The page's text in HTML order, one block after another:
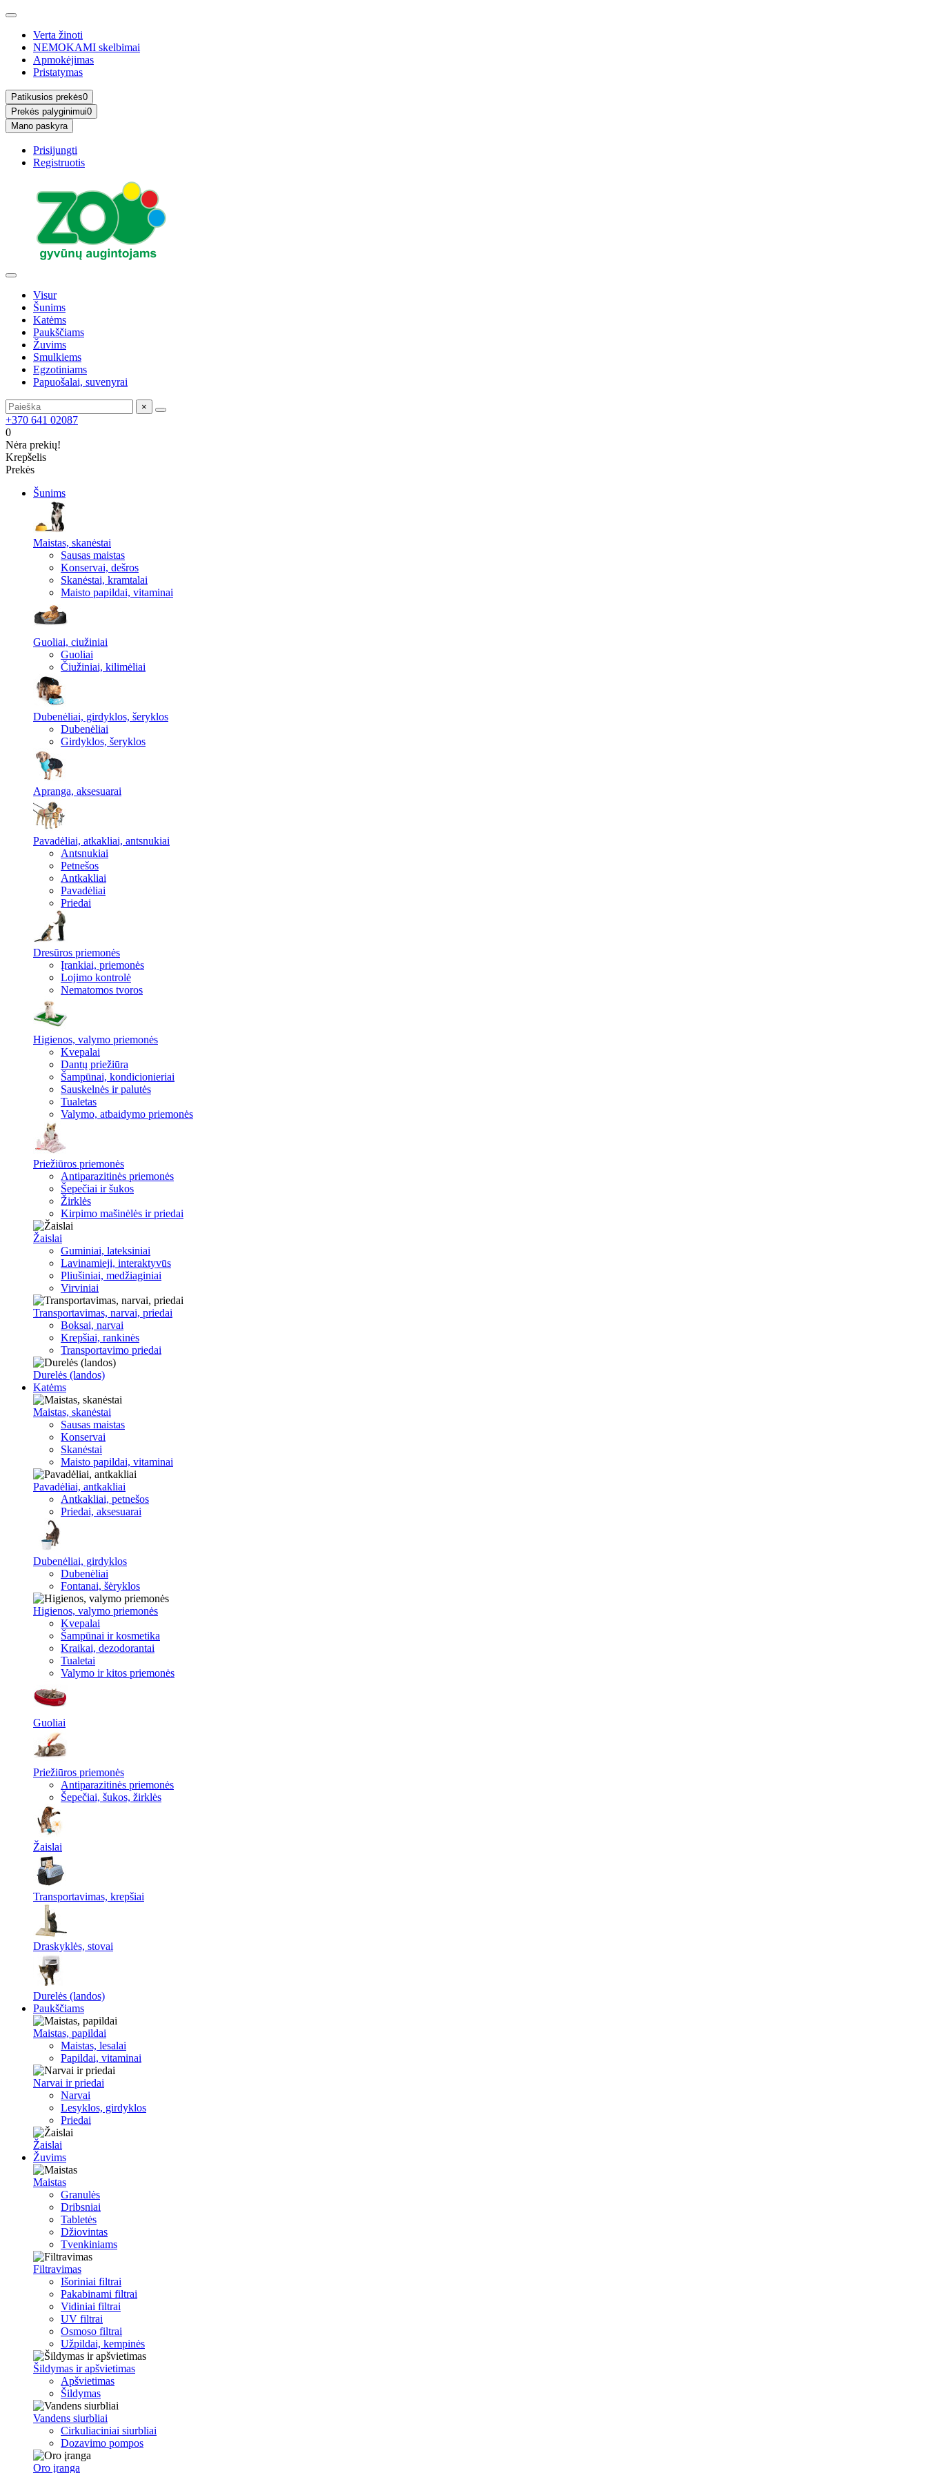
Verta žinoti
NEMOKAMI skelbimai
Apmokėjimas
Pristatymas
Patikusios prekės0
Prekės palyginimui0
Mano paskyra
Prisijungti
Registruotis
Visur
Šunims
Katėms
Paukščiams
Žuvims
Smulkiems
Egzotiniams
Papuošalai, suvenyrai
×
+370 641 02087
0
Nėra prekių!
Krepšelis
Prekės
Šunims
Maistas, skanėstai
Sausas maistas
Konservai, dešros
Skanėstai, kramtalai
Maisto papildai, vitaminai
Guoliai, ciužiniai
Guoliai
Čiužiniai, kilimėliai
Dubenėliai, girdyklos, šeryklos
Dubenėliai
Girdyklos, šeryklos
Apranga, aksesuarai
Pavadėliai, atkakliai, antsnukiai
Antsnukiai
Petnešos
Antkakliai
Pavadėliai
Priedai
Dresūros priemonės
Įrankiai, priemonės
Lojimo kontrolė
Nematomos tvoros
Higienos, valymo priemonės
Kvepalai
Dantų priežiūra
Šampūnai, kondicionieriai
Sauskelnės ir palutės
Tualetas
Valymo, atbaidymo priemonės
Priežiūros priemonės
Antiparazitinės priemonės
Šepečiai ir šukos
Žirklės
Kirpimo mašinėlės ir priedai
Žaislai
Guminiai, lateksiniai
Lavinamieji, interaktyvūs
Pliušiniai, medžiaginiai
Virviniai
Transportavimas, narvai, priedai
Boksai, narvai
Krepšiai, rankinės
Transportavimo priedai
Durelės (landos)
Katėms
Maistas, skanėstai
Sausas maistas
Konservai
Skanėstai
Maisto papildai, vitaminai
Pavadėliai, antkakliai
Antkakliai, petnešos
Priedai, aksesuarai
Dubenėliai, girdyklos
Dubenėliai
Fontanai, šėryklos
Higienos, valymo priemonės
Kvepalai
Šampūnai ir kosmetika
Kraikai, dezodorantai
Tualetai
Valymo ir kitos priemonės
Guoliai
Priežiūros priemonės
Antiparazitinės priemonės
Šepečiai, šukos, žirklės
Žaislai
Transportavimas, krepšiai
Draskyklės, stovai
Durelės (landos)
Paukščiams
Maistas, papildai
Maistas, lesalai
Papildai, vitaminai
Narvai ir priedai
Narvai
Lesyklos, girdyklos
Priedai
Žaislai
Žuvims
Maistas
Granulės
Dribsniai
Tabletės
Džiovintas
Tvenkiniams
Filtravimas
Išoriniai filtrai
Pakabinami filtrai
Vidiniai filtrai
UV filtrai
Osmoso filtrai
Užpildai, kempinės
Šildymas ir apšvietimas
Apšvietimas
Šildymas
Vandens siurbliai
Cirkuliaciniai siurbliai
Dozavimo pompos
Oro įranga